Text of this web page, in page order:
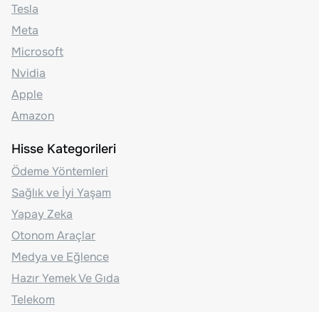
Tesla
Meta
Microsoft
Nvidia
Apple
Amazon
Hisse Kategorileri
Ödeme Yöntemleri
Sağlık ve İyi Yaşam
Yapay Zeka
Otonom Araçlar
Medya ve Eğlence
Hazır Yemek Ve Gıda
Telekom